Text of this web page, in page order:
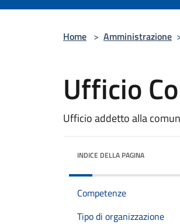
Home > Amministrazione
Ufficio
Ufficio addetto alla
INDICE DELLA PAGINA
Competenze
Tipo di organizzazione